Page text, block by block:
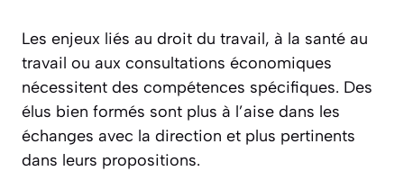
Les enjeux liés au droit du travail, à la santé au
travail ou aux consultations économiques
nécessitent des compétences spécifiques. Des
élus bien formés sont plus à l’aise dans les
échanges avec la direction et plus pertinents
dans leurs propositions.